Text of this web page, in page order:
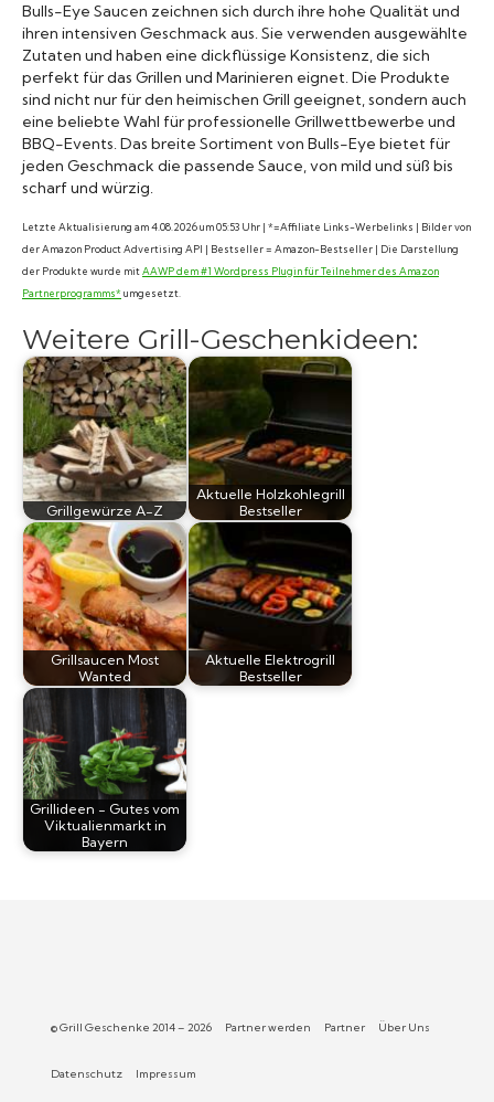
Bulls-Eye Saucen zeichnen sich durch ihre hohe Qualität und
ihren intensiven Geschmack aus. Sie verwenden ausgewählte
Zutaten und haben eine dickflüssige Konsistenz, die sich
perfekt für das Grillen und Marinieren eignet. Die Produkte
sind nicht nur für den heimischen Grill geeignet, sondern auch
eine beliebte Wahl für professionelle Grillwettbewerbe und
BBQ-Events. Das breite Sortiment von Bulls-Eye bietet für
jeden Geschmack die passende Sauce, von mild und süß bis
scharf und würzig.
Letzte Aktualisierung am 4.08.2026 um 05:53 Uhr | *=Affiliate Links-Werbelinks | Bilder von
der Amazon Product Advertising API | Bestseller = Amazon-Bestseller | Die Darstellung
der Produkte wurde mitAAWP dem #1 Wordpress Plugin für Teilnehmer des Amazon
Partnerprogramms*umgesetzt.
Weitere Grill-Geschenkideen:
Grillgewürze A-Z
Aktuelle Holzkohlegrill
Bestseller
Grillsaucen Most
Wanted
Aktuelle Elektrogrill
Bestseller
Grillideen - Gutes vom
Viktualienmarkt in
Bayern
© Grill Geschenke 2014 – 2026 Partner werden Partner Über Uns
Datenschutz Impressum